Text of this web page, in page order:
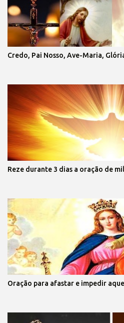
Credo, Pai Nosso, Ave-Maria,
Reze durante 3 dias a oração de
Oração para afastar e impedir